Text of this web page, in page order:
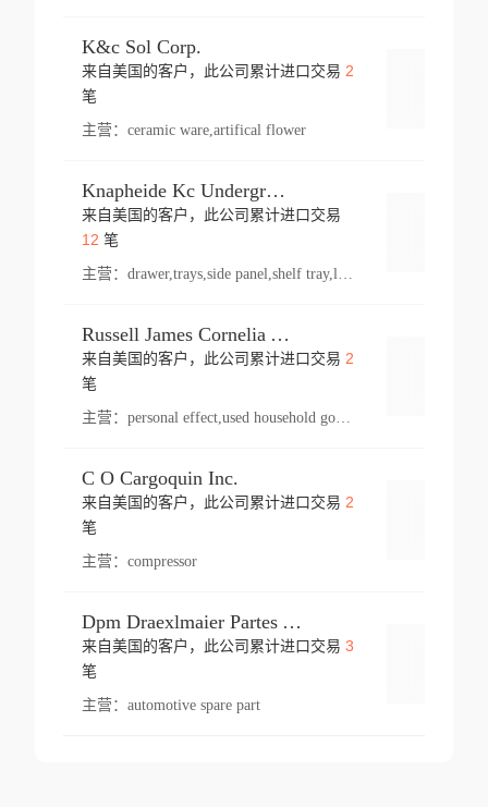
K&c Sol Corp.
来自美国的客户，此公司累计进口交易 2
笔
主营： ceramic ware,artifical flower
Knapheide Kc Underground
来自美国的客户，此公司累计进口交易
12 笔
主营：
Russell James Cornelia Arlington Va
来自美国的客户，此公司累计进口交易 2
笔
主营： personal effect,used household goods
C O Cargoquin Inc.
来自美国的客户，此公司累计进口交易 2
笔
主营： compressor
Dpm Draexlmaier Partes Automotrices Corr Ind Huejotzingo
来自美国的客户，此公司累计进口交易 3
笔
主营： automotive spare part